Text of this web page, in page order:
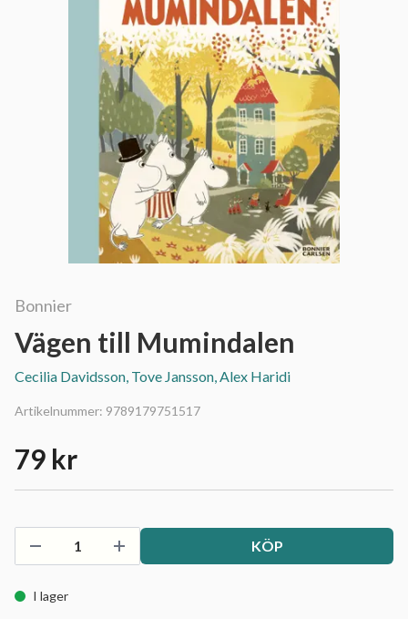
Bonnier
Vägen till Mumindalen
Cecilia Davidsson, Tove Jansson, Alex Haridi
Artikelnummer: 9789179751517
79 kr
KÖP
I lager